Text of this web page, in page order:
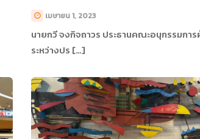
เมษายน 1, 2023
นายกวี จงกิจถาวร ประธานคณะอนุกรรมกา
ระหว่างปร […]